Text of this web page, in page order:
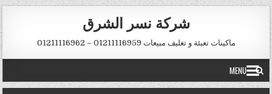
Skip to content
شركة نسر الشرق
ماكينات تعبئة و تغليف مبيعات 01211116959 – 01211116962
MENU